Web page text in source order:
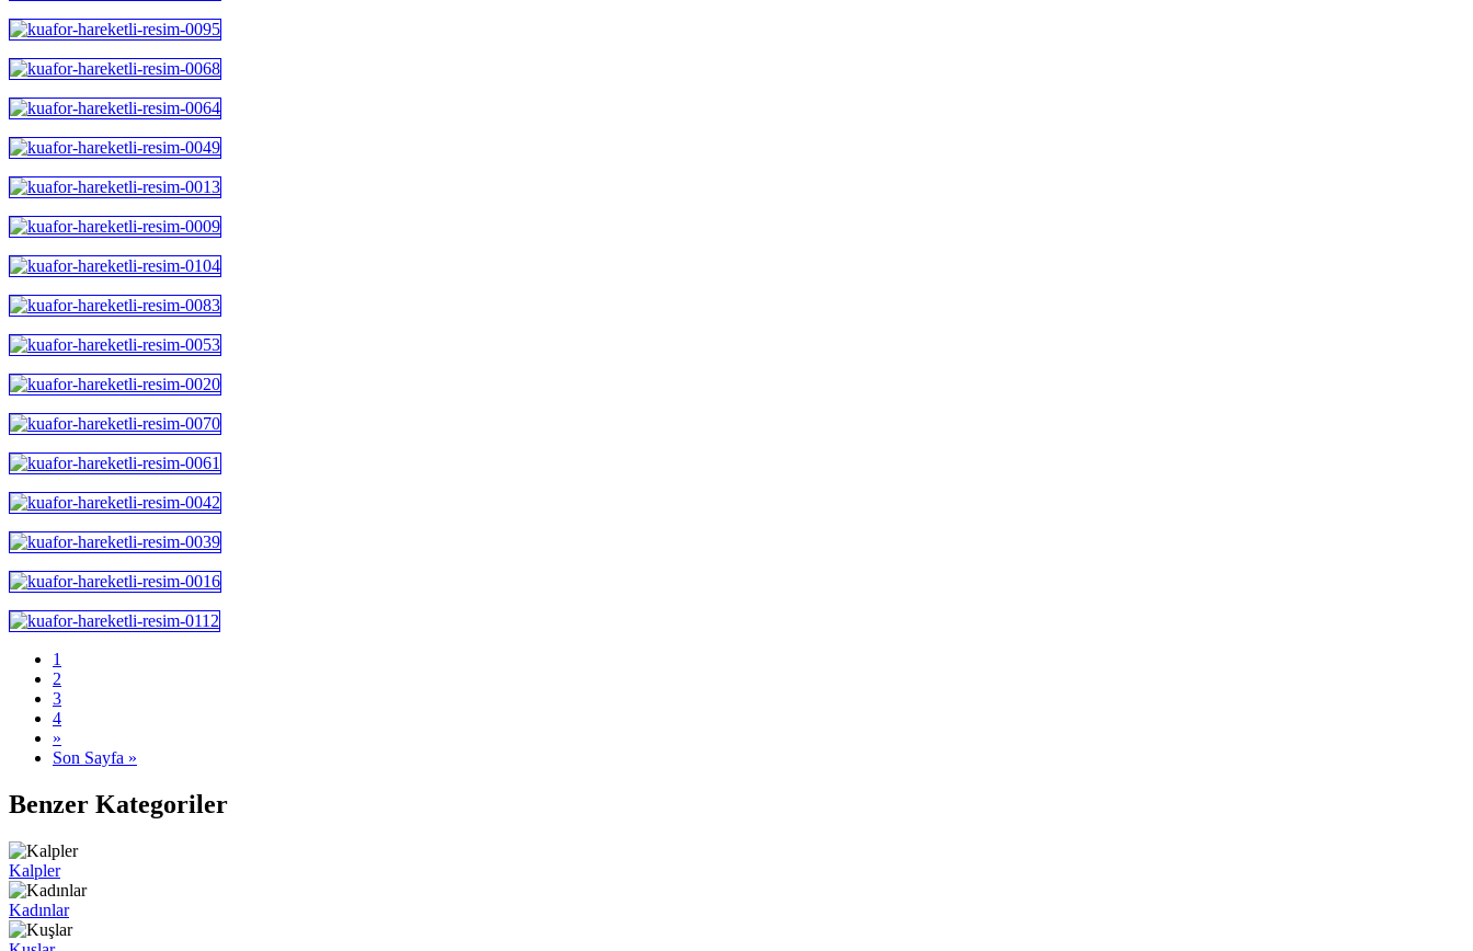
1
2
3
4
»
Son Sayfa »
Benzer Kategoriler
Kalpler
Kadınlar